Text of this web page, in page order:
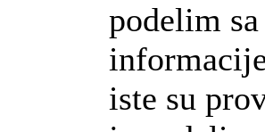
podelim
iste su